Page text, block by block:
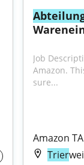
Job
Amazon.
sure...
Amazon TA
Trier